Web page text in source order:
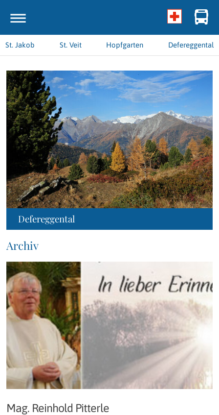
St. Jakob St. Veit Hopfgarten Defereggental
Defereggental
Archiv
Mag. Reinhold Pitterle